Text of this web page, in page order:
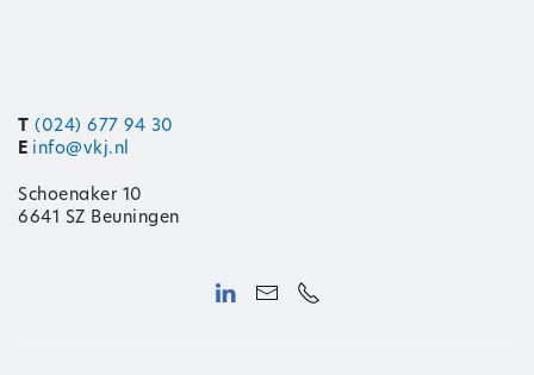
T (024) 677 94 30
E info@vkj.nl
Schoenaker 10
6641 SZ Beuningen